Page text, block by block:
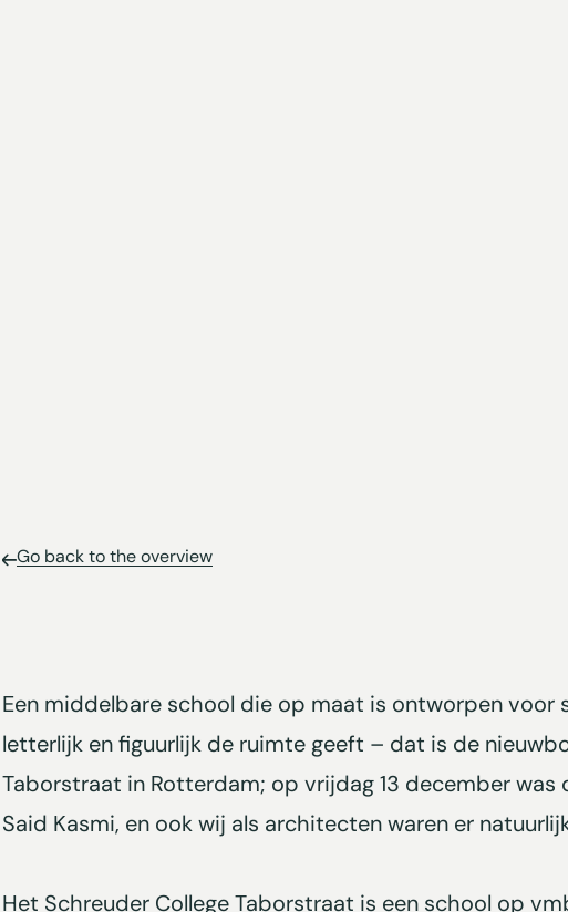
Go back to the overview
Een middelbare school die op maat is ontworpen voor
letterlijk en figuurlijk de ruimte geeft – dat is de
Taborstraat in Rotterdam; op vrijdag 13 december
Said Kasmi, en ook wij als architecten waren er
Het Schreuder College Taborstraat is een school op